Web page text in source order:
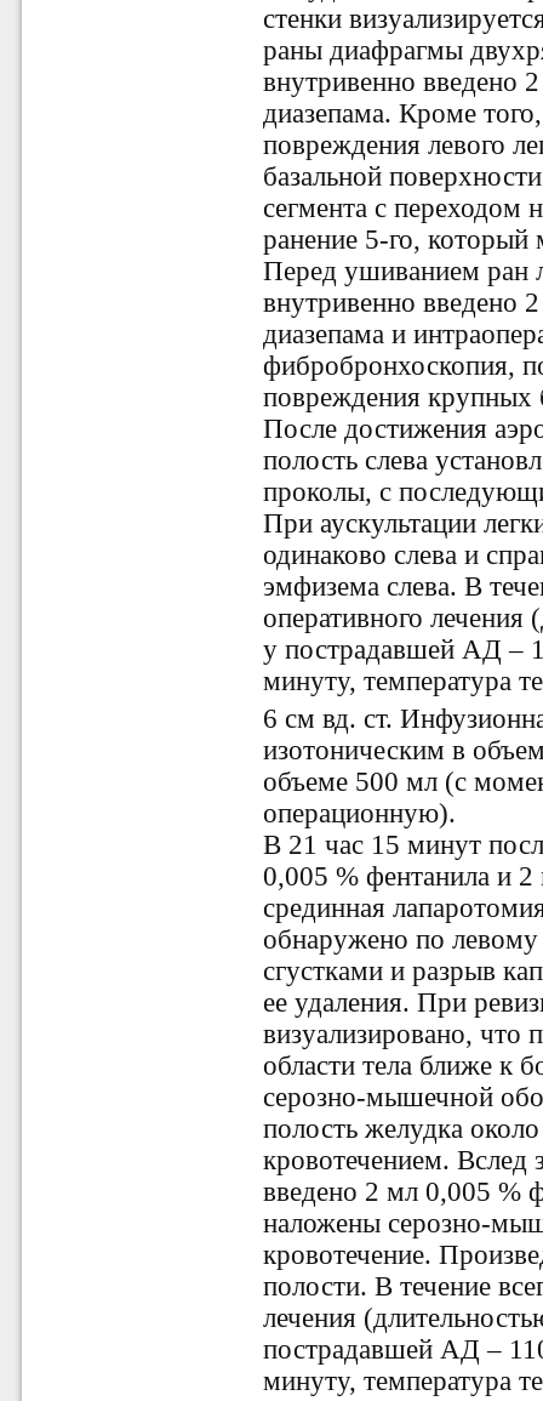
стенки
раны диафрагмы
внутривенно введено
диазепама. Кроме
повреждения левого
базальной
сегмента с переходом
ранение 5-го, который
Перед ушиванием ран
внутривенно введено 2
диазепама и
фибробронхоскопия,
повреждения крупных
После достижения
полость слева
проколы, с
При аускультации
одинаково слева и
эмфизема слева. В
оперативного
у пострадавшей АД –
минуту, температура
6 см вд. ст.
изотоническим в
объеме 500 мл (с
операционную).
В 21 час 15 минут
0,005 % фентанила и
срединная
обнаружено по
сгустками и разрыв
ее удаления. При
визуализировано, что
области тела ближе к
серозно-мышечной
полость желудка
кровотечением. Вслед
введено 2 мл 0,005 %
наложены серозно-
кровотечение.
полости. В течение
лечения
пострадавшей АД –
минуту, температура